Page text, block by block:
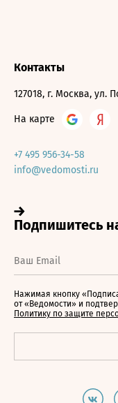
Контакты
127018, г. Москва, ул.
На карте
+7 495 956-34-58
info@vedomosti.ru
Нажимая кнопку
от «Ведомости» и
Политику по защите